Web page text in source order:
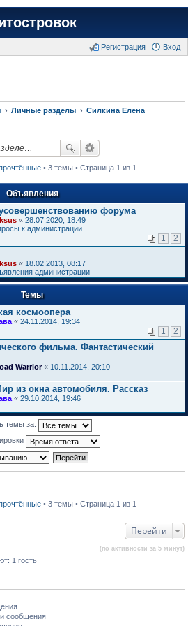
Вход
Регистрация
Личные разделы Силкина Елена
• 3 темы • Страница 1 из 1
Объявления
форума
« 28.07.2020, 18:49
к администрации
1 2
« 18.02.2013, 08:17
администрации
Темы
космоопера
« 24.11.2014, 19:34
1 2
фильма. Фантастический
Warrior« 10.11.2014, 20:10
из окна автомобиля. Рассказ
« 29.10.2014, 19:46
темы за:
• 3 темы • Страница 1 из 1
Перейти
(по активности за 5 минут)
1 гость
сообщения